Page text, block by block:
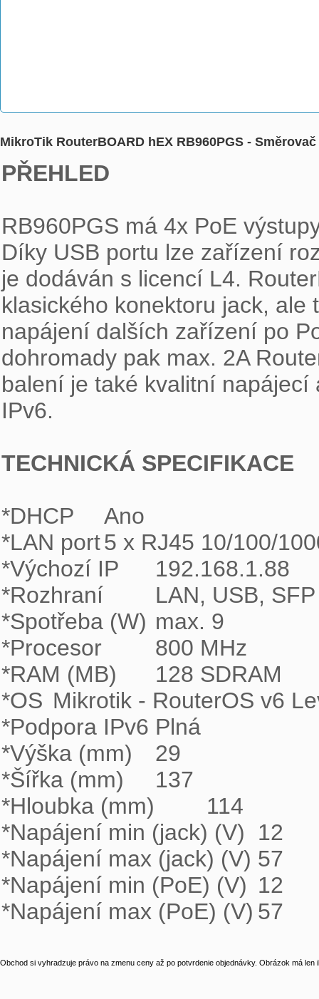
MikroTik RouterBOARD hEX RB960PGS -
PŘEHLED
RB960PGS má 4x PoE
Díky USB portu lze zařízení
je dodáván s licencí L4.
klasického konektoru jack,
napájení dalších zařízení po
dohromady pak max. 2A
balení je také kvalitní
IPv6.
TECHNICKÁ SPECIFIKACE
*DHCP	Ano
*LAN port	5 x RJ45 10/100/1000 Mbps MDI/MDI-X
*Výchozí IP	192.168.1.88
*Rozhraní	LAN, USB, SFP
*Spotřeba (W)	max. 9
*Procesor	800 MHz
*RAM (MB)	128 SDRAM
*OS	Mikrotik - RouterOS v6 Level 4
*Podpora IPv6	Plná
*Výška (mm)	29
*Šířka (mm)	137
*Hloubka (mm)	114
*Napájení min (jack) (V)	12
*Napájení max (jack) (V)	57
*Napájení min (PoE) (V)	12
*Napájení max (PoE) (V)	57
Obchod si vyhradzuje právo na zmenu ceny až po potvrdenie objednávky. Obrázok má len